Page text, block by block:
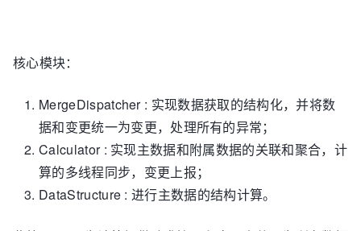
核心模块：
MergeDispatcher : 实现数据获取的结构化，并将数
据和变更统一为变更，处理所有的异常；
Calculator : 实现主数据和附属数据的关联和聚合，计
算的多线程同步，变更上报；
DataStructure : 进行主数据的结构计算。